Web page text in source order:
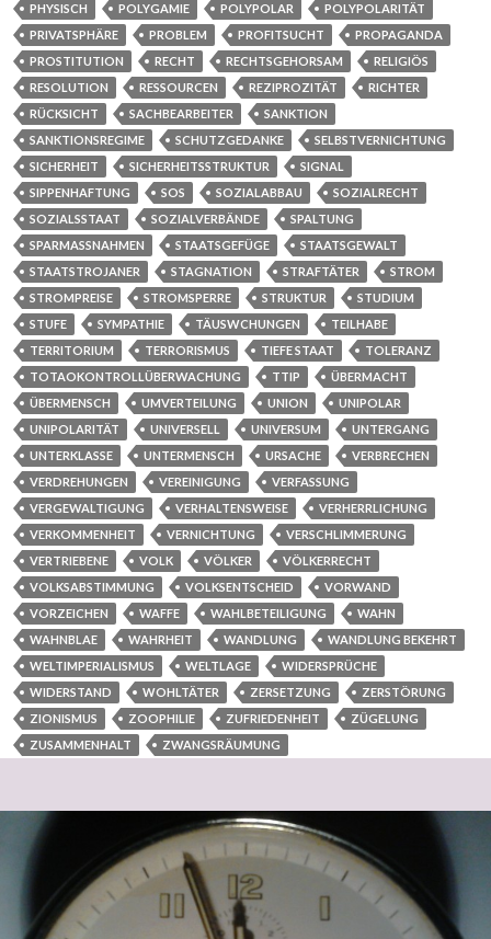
PHYSISCH POLYGAMIE POLYPOLAR
POLYPOLARITÄT
PRIVATSPHÄRE
PROBLEM PROFITSUCHT
PROPAGANDA
PROSTITUTION
RECHT RECHTSGEHORSAM
RELIGIÖS
RESOLUTION
RESSOURCEN REZIPROZITÄT
RICHTER
RÜCKSICHT
SACHBEARBEITER
SANKTION
SANKTIONSREGIME
SCHUTZGEDANKE
SELBSTVERNICHTUNG
SICHERHEIT
SICHERHEITSSTRUKTUR
SIGNAL
SIPPENHAFTUNG
SOS SOZIALABBAU
SOZIALRECHT
SOZIALSSTAAT
SOZIALVERBÄNDE
SPALTUNG
SPARMASSNAHMEN
STAATSGEFÜGE
STAATSGEWALT
STAATSTROJANER
STAGNATION STRAFTÄTER
STROM
STROMPREISE
STROMSPERRE STRUKTUR
STUDIUM
STUFE
SYMPATHIE TÄUSWCHUNGEN
TEILHABE
TERRITORIUM
TERRORISMUS TIEFE STAAT
TOLERANZ
TOTAOKONTROLLÜBERWACHUNG
TTIP
ÜBERMACHT
ÜBERMENSCH
UMVERTEILUNG UNION
UNIPOLAR
UNIPOLARITÄT
UNIVERSELL UNIVERSUM
UNTERGANG
UNTERKLASSE
UNTERMENSCH URSACHE
VERBRECHEN
VERDREHUNGEN
VEREINIGUNG
VERFASSUNG
VERGEWALTIGUNG
VERHALTENSWEISE
VERHERRLICHUNG
VERKOMMENHEIT
VERNICHTUNG
VERSCHLIMMERUNG
VERTRIEBENE
VOLK VÖLKER
VÖLKERRECHT
VOLKSABSTIMMUNG
VOLKSENTSCHEID
VORWAND
VORZEICHEN
WAFFE WAHLBETEILIGUNG
WAHN
WAHNBLAE
WAHRHEIT WANDLUNG
WANDLUNG BEKEHRT
WELTIMPERIALISMUS
WELTLAGE
WIDERSPRÜCHE
WIDERSTAND
WOHLTÄTER ZERSETZUNG
ZERSTÖRUNG
ZIONISMUS
ZOOPHILIE ZUFRIEDENHEIT
ZÜGELUNG
ZUSAMMENHALT
ZWANGSRÄUMUNG